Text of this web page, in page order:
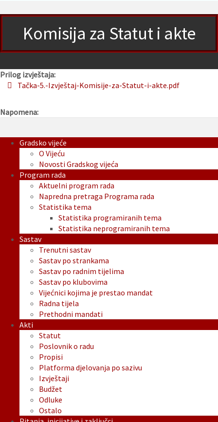
Komisija za Statut i akte
Prilog izvještaja:
Tačka-5.-Izvještaj-Komisije-za-Statut-i-akte.pdf
Napomena:
Gradsko vijeće
O Vijeću
Novosti Gradskog vijeća
Program rada
Aktuelni program rada
Napredna pretraga Programa rada
Statistika tema
Statistika programiranih tema
Statistika neprogramiranih tema
Sastav
Trenutni sastav
Sastav po strankama
Sastav po radnim tijelima
Sastav po klubovima
Vijećnici kojima je prestao mandat
Radna tijela
Prethodni mandati
Akti
Statut
Poslovnik o radu
Propisi
Platforma djelovanja po sazivu
Izvještaji
Budžet
Odluke
Ostalo